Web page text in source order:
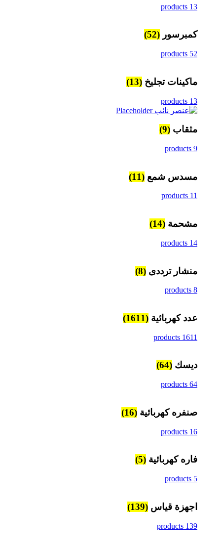
13 products
كمبرسور (52)
52 products
ماكينات تجليخ (13)
13 products
مثقاب (9)
9 products
مسدس شمع (11)
11 products
مشحمة (14)
14 products
منشار ترددى (8)
8 products
عدد كهربائية (1611)
1611 products
ديسك (64)
64 products
صنفره كهربائية (16)
16 products
فاره كهربائية (5)
5 products
اجهزة قياس (139)
139 products